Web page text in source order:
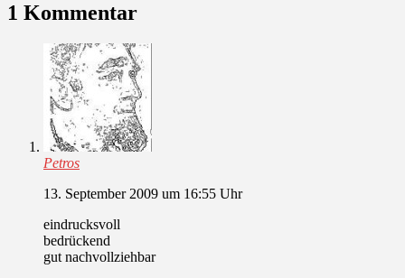
1 Kommentar
Petros
13. September 2009 um 16:55 Uhr
eindrucksvoll
bedrückend
gut nachvollziehbar